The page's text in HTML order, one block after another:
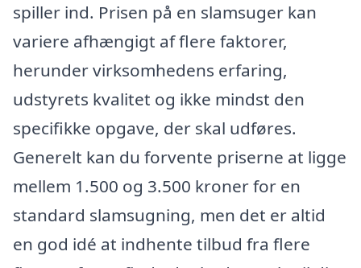
spiller ind. Prisen på en slamsuger kan
variere afhængigt af flere faktorer,
herunder virksomhedens erfaring,
udstyrets kvalitet og ikke mindst den
specifikke opgave, der skal udføres.
Generelt kan du forvente priserne at ligge
mellem 1.500 og 3.500 kroner for en
standard slamsugning, men det er altid
en god idé at indhente tilbud fra flere